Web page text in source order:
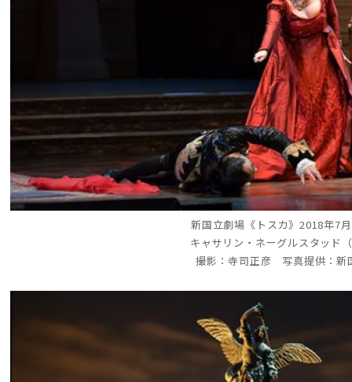
新国立劇場《トスカ》2018年7
キャサリン・ネーグルスタッド
撮影：寺司正彦 写真提供：新